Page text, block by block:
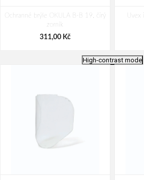
Ochranné brýle OKULA B-B 19, čirý
zorník
311,00 Kč
High-contrast mode